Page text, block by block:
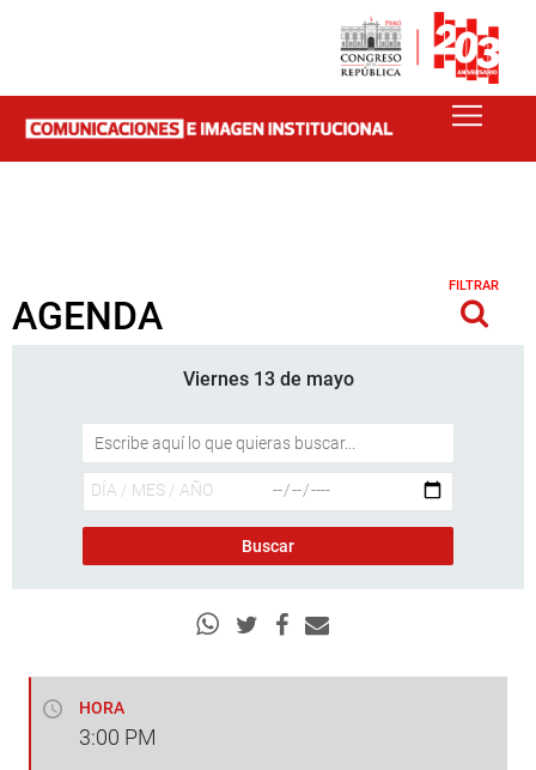
AGENDA
FILTRAR
Viernes 13 de mayo
HORA
3:00 PM